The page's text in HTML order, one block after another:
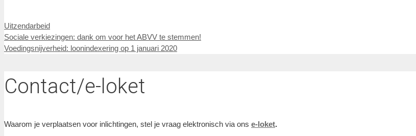
Categorieën
Uitzendarbeid
Sociale verkiezingen: dank om voor het ABVV te stemmen!
Voedingsnijverheid: loonindexering op 1 januari 2020
Contact/e-loket
Waarom je verplaatsen voor inlichtingen, stel je vraag elektronisch via ons e-loket.